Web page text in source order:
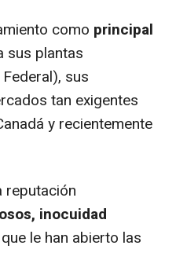
como principal
sus plantas
sus
tan exigentes
y recientemente
reputación
inocuidad
le han abierto las